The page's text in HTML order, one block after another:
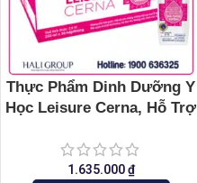
Thực Phẩm Dinh Dưỡng Y
Học Leisure Cerna, Hỗ Trợ
1.635.000₫